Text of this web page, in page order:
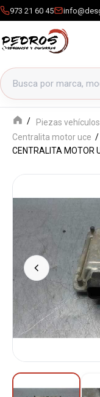
973 21 60 45
Buscar productos
Piezas vehículos
Centralita motor uce
CENTRALITA MOTOR